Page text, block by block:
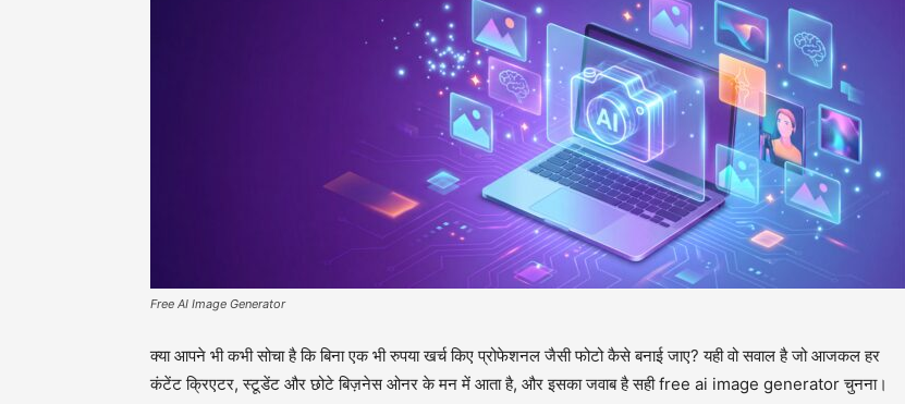
Free AI Image Generator
क्या आपने भी कभी सोचा है कि बिना एक भी रुपया खर्च किए प्रोफेशनल जैसी फोटो कैसे बनाई जाए? यही वो सवाल है जो आजकल हर
कंटेंट क्रिएटर, स्टूडेंट और छोटे बिज़नेस ओनर के मन में आता है, और इसका जवाब है सही free ai image generator चुनना।